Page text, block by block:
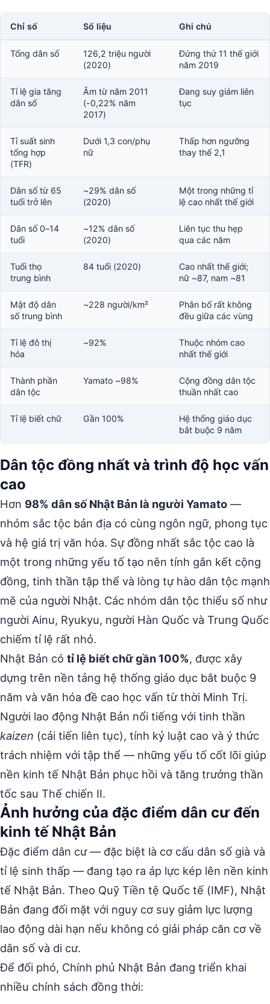
Chỉ số Số liệu Ghi chú
Tổng dân số
126,2 triệu người
(2020)
Đứng thứ 11 thế giới
năm 2019
Tỉ lệ gia tăng
dân số
Âm từ năm 2011
(-0,22% năm
2017)
Đang suy giảm liên
tục
Tỉ suất sinh
tổng hợp
(TFR)
Dưới 1,3 con/phụ
nữ
Thấp hơn ngưỡng
thay thế 2,1
Dân số từ 65
tuổi trở lên
~29% dân số
(2020)
Một trong những tỉ
lệ cao nhất thế giới
Dân số 0–14
tuổi
~12% dân số
(2020)
Liên tục thu hẹp
qua các năm
Tuổi thọ
trung bình
84 tuổi (2020)
Cao nhất thế giới;
nữ ~87, nam ~81
Mật độ dân
số trung bình
~228 người/km²
Phân bố rất không
đều giữa các vùng
Tỉ lệ đô thị
hóa
~92%
Thuộc nhóm cao
nhất thế giới
Thành phần
dân tộc
Yamato ~98%
Cộng đồng dân tộc
thuần nhất cao
Tỉ lệ biết chữ Gần 100%
Hệ thống giáo dục
bắt buộc 9 năm
Dân tộc đồng nhất và trình độ học vấn
cao
Hơn 98% dân số Nhật Bản là người Yamato —
nhóm sắc tộc bản địa có cùng ngôn ngữ, phong tục
và hệ giá trị văn hóa. Sự đồng nhất sắc tộc cao là
một trong những yếu tố tạo nên tính gắn kết cộng
đồng, tinh thần tập thể và lòng tự hào dân tộc mạnh
mẽ của người Nhật. Các nhóm dân tộc thiểu số như
người Ainu, Ryukyu, người Hàn Quốc và Trung Quốc
chiếm tỉ lệ rất nhỏ.
Nhật Bản có tỉ lệ biết chữ gần 100%, được xây
dựng trên nền tảng hệ thống giáo dục bắt buộc 9
năm và văn hóa đề cao học vấn từ thời Minh Trị.
Người lao động Nhật Bản nổi tiếng với tinh thần
kaizen (cải tiến liên tục), tính kỷ luật cao và ý thức
trách nhiệm với tập thể — những yếu tố cốt lõi giúp
nền kinh tế Nhật Bản phục hồi và tăng trưởng thần
tốc sau Thế chiến II.
Ảnh hưởng của đặc điểm dân cư đến
kinh tế Nhật Bản
Đặc điểm dân cư — đặc biệt là cơ cấu dân số già và
tỉ lệ sinh thấp — đang tạo ra áp lực kép lên nền kinh
tế Nhật Bản. Theo Quỹ Tiền tệ Quốc tế (IMF), Nhật
Bản đang đối mặt với nguy cơ suy giảm lực lượng
lao động dài hạn nếu không có giải pháp căn cơ về
dân số và di cư.
Để đối phó, Chính phủ Nhật Bản đang triển khai
nhiều chính sách đồng thời: